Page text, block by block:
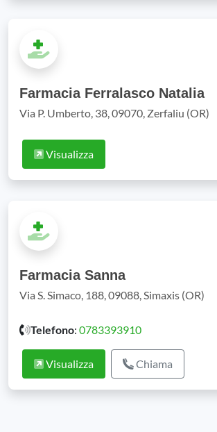
Farmacia Ferralasco Natalia
Via P. Umberto, 38, 09070, Zerfaliu (OR)
Visualizza
Farmacia Sanna
Via S. Simaco, 188, 09088, Simaxis (OR)
Telefono: 0783393910
Visualizza Chiama